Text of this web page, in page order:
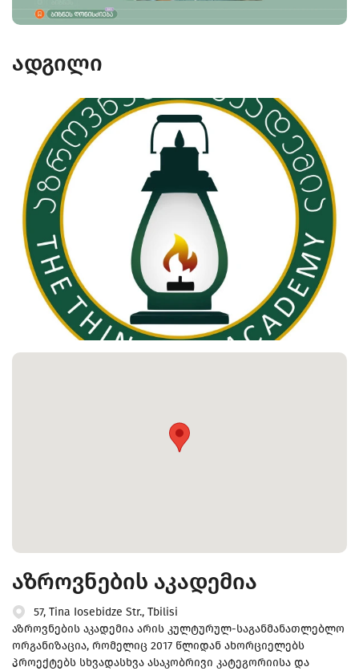
ადგილი
აზროვნების აკადემია
57, Tina Iosebidze Str., Tbilisi
აზროვნების აკადემია არის კულტურულ-საგანმანათლებლო
ორგანიზაცია, რომელიც 2017 წლიდან ახორციელებს
პროექტებს სხვადასხვა ასაკობრივი კატეგორიისა და